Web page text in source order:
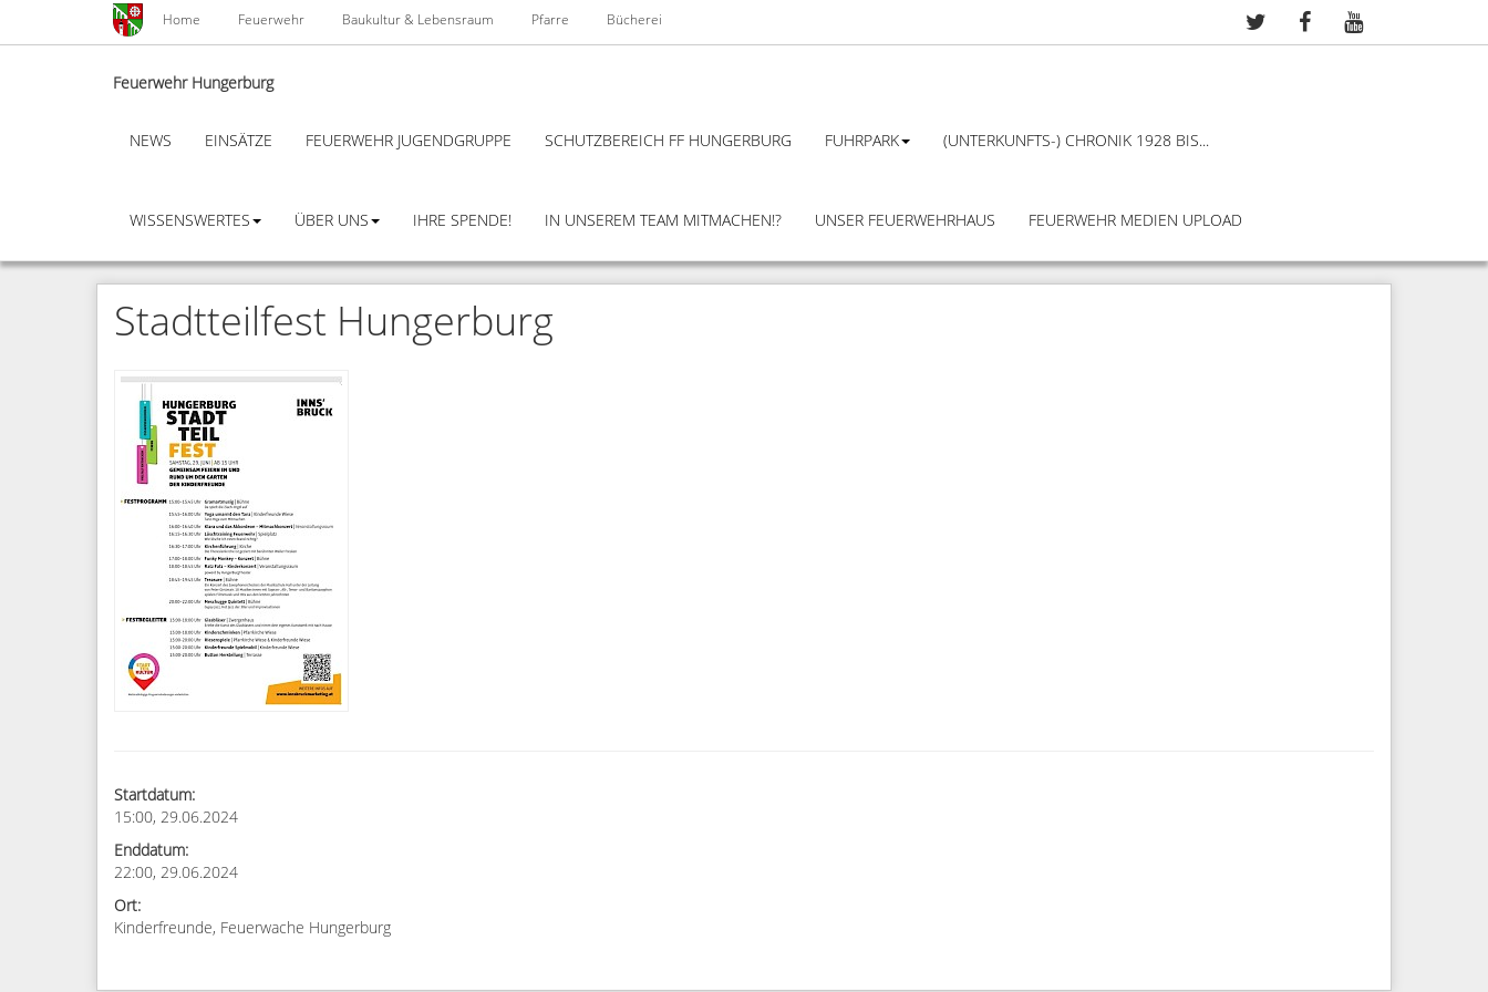
Home Feuerwehr Baukultur & Lebensraum Pfarre Bücherei
Feuerwehr Hungerburg
NEWS EINSÄTZE FEUERWEHR JUGENDGRUPPE SCHUTZBEREICH FF HUNGERBURG FUHRPARK (UNTERKUNFTS-) CHRONIK 1928 BIS...
WISSENSWERTES ÜBER UNS IHRE SPENDE! IN UNSEREM TEAM MITMACHEN!? UNSER FEUERWEHRHAUS FEUERWEHR MEDIEN UPLOAD
Stadtteilfest Hungerburg
Startdatum:
15:00, 29.06.2024
Enddatum:
22:00, 29.06.2024
Ort:
Kinderfreunde, Feuerwache Hungerburg